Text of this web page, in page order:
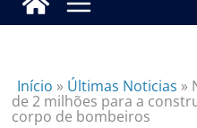
Início » Últimas Noticias »
de 2 milhões para a
corpo de bombeiros